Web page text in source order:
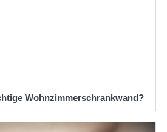
Wohnzimmerschrankwand?